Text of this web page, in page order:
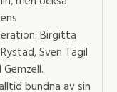
Birgitta
Sven Tägil
bundna av sin